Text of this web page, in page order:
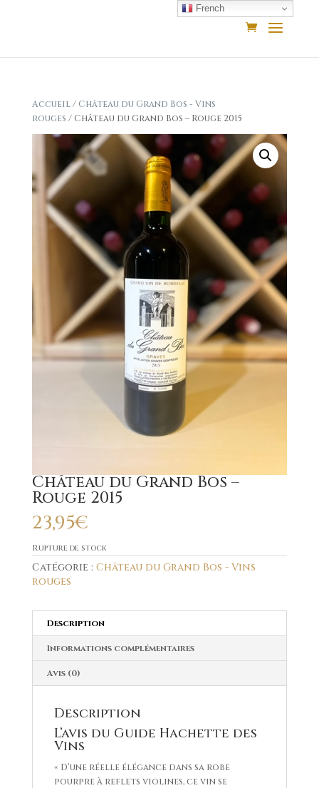
Accueil/ Château du Grand Bos - Vins
rouges / Château du Grand Bos – Rouge 2015
Château du Grand Bos –
Rouge 2015
23,95€
Rupture de stock
Catégorie : Château du Grand Bos - Vins
rouges
Description
Informations complémentaires
Avis (0)
Description
L’avis du Guide Hachette des
Vins
« D’une réelle élégance dans sa robe
pourpre à reflets violines, ce vin se
French